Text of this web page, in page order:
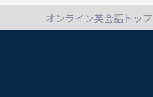
オンライン英会話トップ